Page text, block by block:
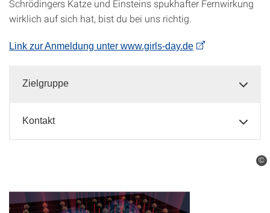
Schrödingers Katze und Einsteins spukhafter Fernwirkung
wirklich auf sich hat, bist du bei uns richtig.
Link zur Anmeldung unter www.girls-day.de
Zielgruppe
Kontakt
©